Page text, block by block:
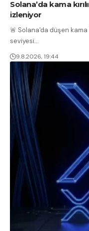
Solana’da kama
izleniyor
🚨 Solana'da düşen kama
seviyesi…
9.8.2026, 19:44